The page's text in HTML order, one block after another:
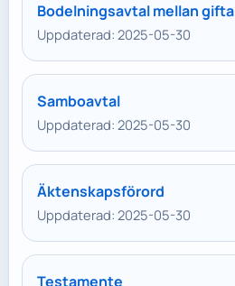
Bodelningsavtal mellan gifta
Uppdaterad: 2025-05-30
Samboavtal
Uppdaterad: 2025-05-30
Äktenskapsförord
Uppdaterad: 2025-05-30
Testamente